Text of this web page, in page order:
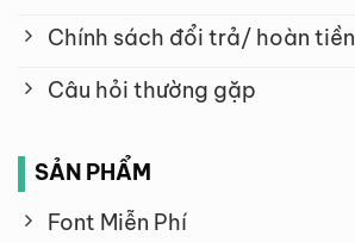
Chính sách đổi trả/ hoàn tiền
Câu hỏi thường gặp
SẢN PHẨM
Font Miễn Phí